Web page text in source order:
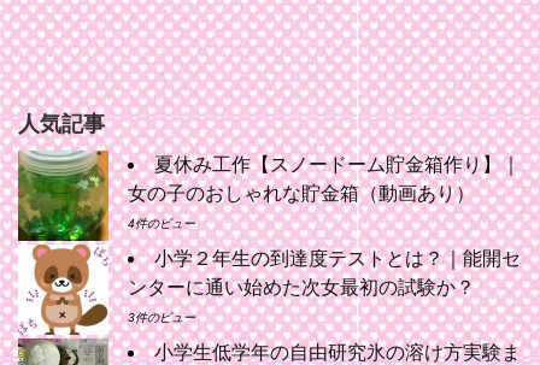
人気記事
夏休み工作【スノードーム貯金箱作り】｜
女の子のおしゃれな貯金箱（動画あり）
4件のビュー
小学２年生の到達度テストとは？｜能開セ
ンターに通い始めた次女最初の試験か？
3件のビュー
小学生低学年の自由研究氷の溶け方実験ま